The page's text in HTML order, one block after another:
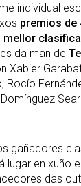
individual
premios de
mellor
da man de
Xabier
Rocío
gañadores
lugar en xuño
das